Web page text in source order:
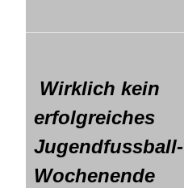
Wirklich kein
erfolgreiches
Jugendfussball-
Wochenende